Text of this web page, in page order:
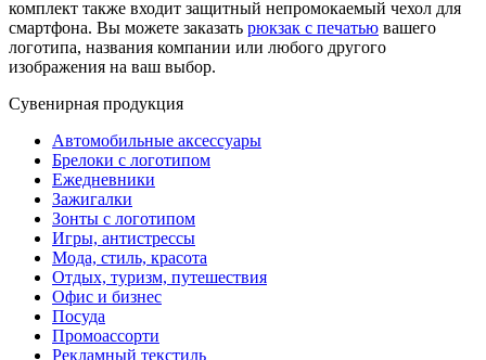
комплект также входит защитный непромокаемый чехол для
смартфона. Вы можете заказать рюкзак с печатью вашего
логотипа, названия компании или любого другого
изображения на ваш выбор.
Сувенирная продукция
Автомобильные аксессуары
Брелоки с логотипом
Ежедневники
Зажигалки
Зонты с логотипом
Игры, антистрессы
Мода, стиль, красота
Отдых, туризм, путешествия
Офис и бизнес
Посуда
Промоассорти
Рекламный текстиль